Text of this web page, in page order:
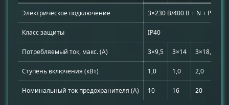
Электрическое подключение 3×230 В/400 В + N + PE, 50
Класс защиты IP40
Потребляемый ток, макс. (А) 3×9,5 3×14 3×18,5
Ступень включения (кВт) 1,0 1,0 2,0
Номинальный ток предохранителя (А) 10 16 20